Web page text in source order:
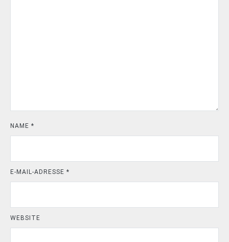
NAME *
E-MAIL-ADRESSE *
WEBSITE